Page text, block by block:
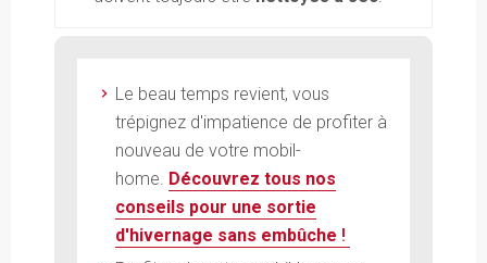
Le beau temps revient, vous
trépignez d'impatience de profiter à
nouveau de votre mobil-
home. Découvrez tous nos
conseils pour une sortie
d'hivernage sans embûche !